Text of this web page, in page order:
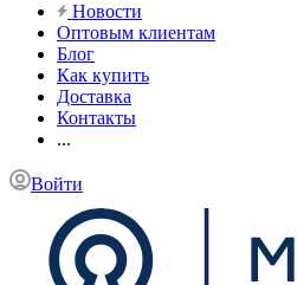
Новости
Оптовым клиентам
Блог
Как купить
Доставка
Контакты
...
Войти